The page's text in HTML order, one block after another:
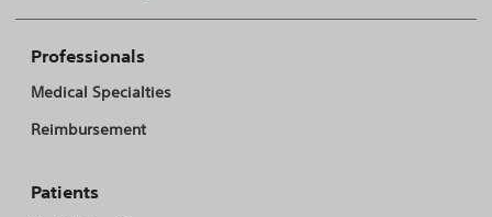
Professionals
Medical Specialties
Reimbursement
Patients